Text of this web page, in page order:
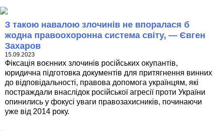
З такою навалою злочинів не впоралася б
жодна правоохоронна система світу, — Євген
Захаров
15.09.2023
Фіксація воєнних злочинів російських окупантів,
юридична підготовка документів для притягнення винних
до відповідальності, правова допомога українцям, які
постраждали внаслідок російської агресії проти України
опинились у фокусі уваги правозахисників, починаючи
уже від 2014 року.